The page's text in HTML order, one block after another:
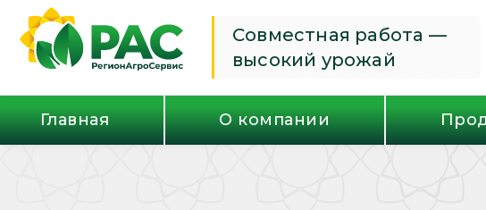
Совместная работа —
высокий урожай
Главная О компании